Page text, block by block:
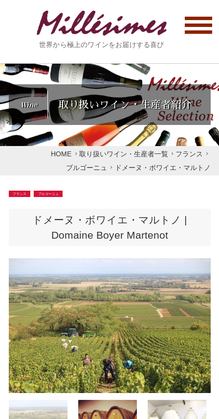
世界から極上のワインをお届けする喜び
Wine 取り扱いワイン・生産者紹介
HOME 取り扱いワイン・生産者一覧
フランス
ブルゴーニュ
ドメーヌ・ボワイエ・マルトノ
フランス ブルゴーニュ
ドメーヌ・ボワイエ・マルトノ |
Domaine Boyer Martenot